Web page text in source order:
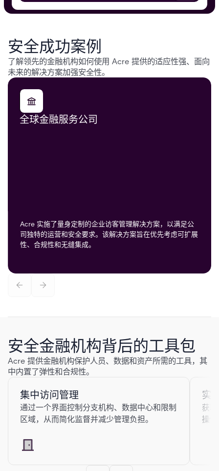
安全成功案例
了解领先的金融机构如何使用 Acre 提供的适应性强、面向
未来的解决方案加强安全性。
全球金融服务公司
Acre 实施了量身定制的企业访客管理解决方案，以满足公
司独特的运营和安全要求。该解决方案旨在优先考虑可扩展
性、合规性和无缝集成。
安全金融机构背后的工具包
Acre 提供金融机构保护人员、数据和资产所需的工具，其
中内置了弹性和合规性。
集中访问管理
通过一个界面控制分支机构、数据中心和限制
区域，从而简化监督并减少管理负担。
实
获
操